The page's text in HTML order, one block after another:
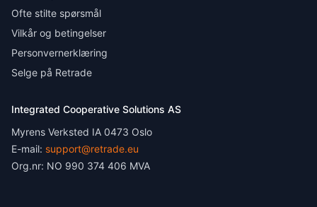
Ofte stilte spørsmål
Vilkår og betingelser
Personvernerklæring
Selge på Retrade
Integrated Cooperative Solutions AS
Myrens Verksted IA 0473 Oslo
E-mail: support@retrade.eu
Org.nr: NO 990 374 406 MVA